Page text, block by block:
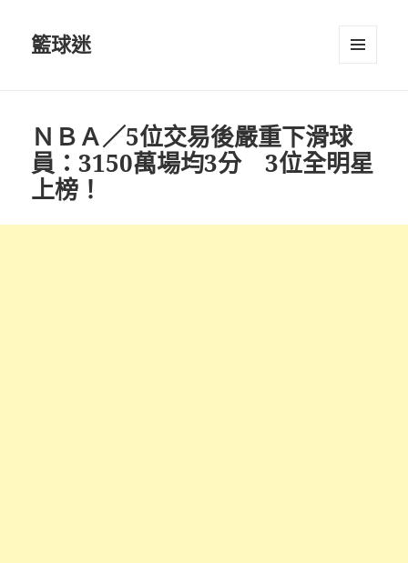
籃球迷
ＮＢＡ／5位交易後嚴重下滑球
員：3150萬場均3分 3位全明星
上榜！